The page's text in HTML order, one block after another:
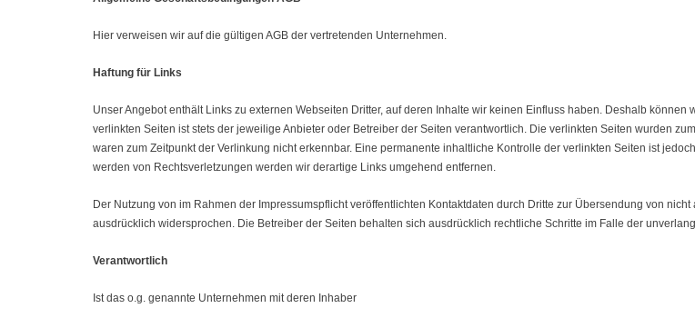
Hier verweisen wir auf die gültigen AGB der vertretenden Unternehmen.
Haftung für Links
Unser Angebot enthält Links zu externen Webseiten Dritter, auf deren Inhalte wir keinen Einfluss haben. Deshalb
verlinkten Seiten ist stets der jeweilige Anbieter oder Betreiber der Seiten verantwortlich. Die verlinkten Seiten wurden
waren zum Zeitpunkt der Verlinkung nicht erkennbar. Eine permanente inhaltliche Kontrolle der verlinkten Seiten ist
werden von Rechtsverletzungen werden wir derartige Links umgehend entfernen.
Der Nutzung von im Rahmen der Impressumspflicht veröffentlichten Kontaktdaten durch Dritte zur Übersendung von
ausdrücklich widersprochen. Die Betreiber der Seiten behalten sich ausdrücklich rechtliche Schritte im Falle der
Verantwortlich
Ist das o.g. genannte Unternehmen mit deren Inhaber